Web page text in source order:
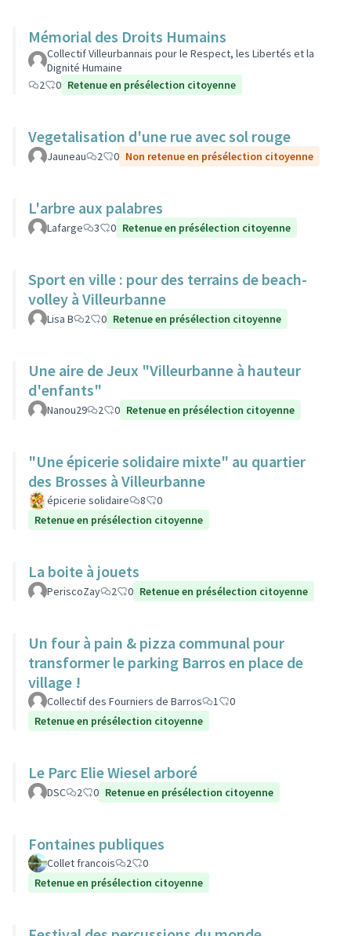
Mémorial des Droits Humains
Collectif Villeurbannais pour le Respect, les Libertés et la
Dignité Humaine
2
0 Retenue en présélection citoyenne
Vegetalisation d'une rue avec sol rouge
Jauneau 2 0 Non retenue en présélection citoyenne
L'arbre aux palabres
Lafarge 3 0 Retenue en présélection citoyenne
Sport en ville : pour des terrains de beach-
volley à Villeurbanne
Lisa B 2 0 Retenue en présélection citoyenne
Une aire de Jeux "Villeurbanne à hauteur
d'enfants"
Nanou29 2 0 Retenue en présélection citoyenne
"Une épicerie solidaire mixte" au quartier
des Brosses à Villeurbanne
épicerie solidaire 8
0
Retenue en présélection citoyenne
La boite à jouets
PeriscoZay 2 0 Retenue en présélection citoyenne
Un four à pain & pizza communal pour
transformer le parking Barros en place de
village !
Collectif des Fourniers de Barros 1
0
Retenue en présélection citoyenne
Le Parc Elie Wiesel arboré
DSC 2 0 Retenue en présélection citoyenne
Fontaines publiques
Collet francois 2
0
Retenue en présélection citoyenne